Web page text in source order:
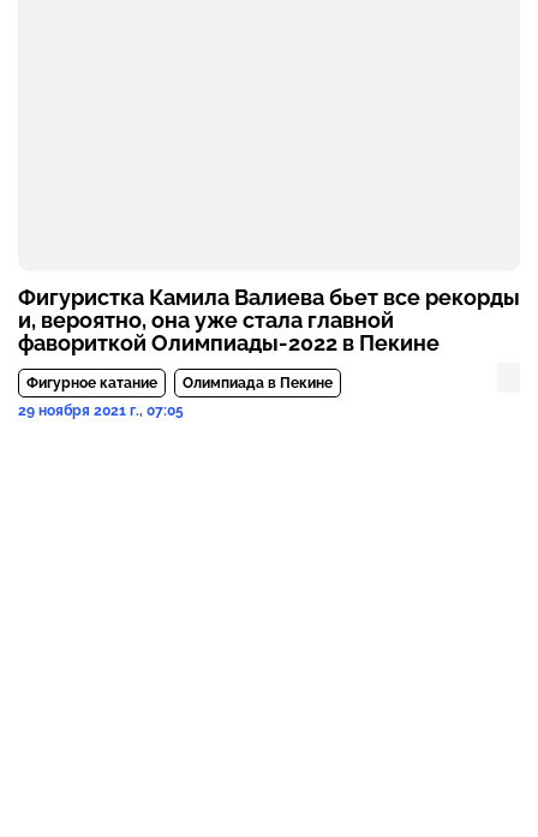
Фигуристка Камила Валиева бьет все рекорды
и, вероятно, она уже стала главной
фавориткой Олимпиады-2022 в Пекине
Фигурное катание
Олимпиада в Пекине
29 ноября 2021 г., 07:05